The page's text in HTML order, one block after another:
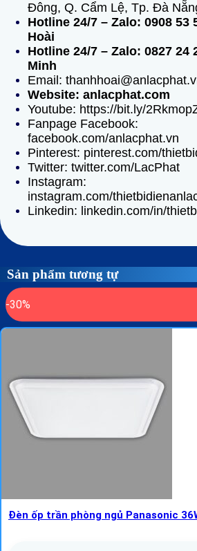
Đông, Q. Cẩm Lệ, Tp. Đà
Hotline 24/7 – Zalo: 0908 53
Hoài
Hotline 24/7 – Zalo: 0827 24
Minh
Email:
Website: anlacphat.com
Youtube: https://bit.ly/
Fanpage Facebook:
facebook.com/anlacphat.vn
Pinterest: pinterest.com/
Twitter: twitter.com/LacPhat
Instagram:
instagram.com/
Linkedin: linkedin.com/in/
Sản phẩm tương tự
-30%
Đèn ốp trần phòng ngủ Panasonic